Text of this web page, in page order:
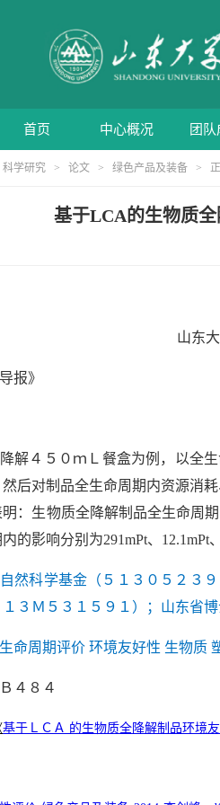
首页 中心概况 团队
科学研究 > 论文 > 绿色产品及装备 >
基于LCA的生物质
山东
报》
解４５０ｍＬ餐盒为例，以全
后对制品全生命周期内资源消
：生物质全降解制品全生命周
的影响分别为291mPt、12.1mPt
自然科学基金（５１３０５２３
３Ｍ５３１５９１）；山东省
命周期评价 环境友好性 生物质
４８４
基于ＬＣＡ 的生物质全降解制品环境